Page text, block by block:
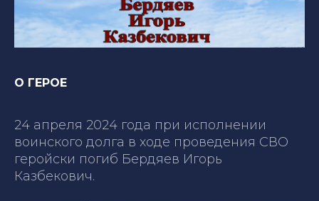
О ГЕРОЕ
24 апреля 2024 года при исполнении
воинского долга в ходе проведения СВО
геройски погиб Бердяев Игорь
Казбекович.